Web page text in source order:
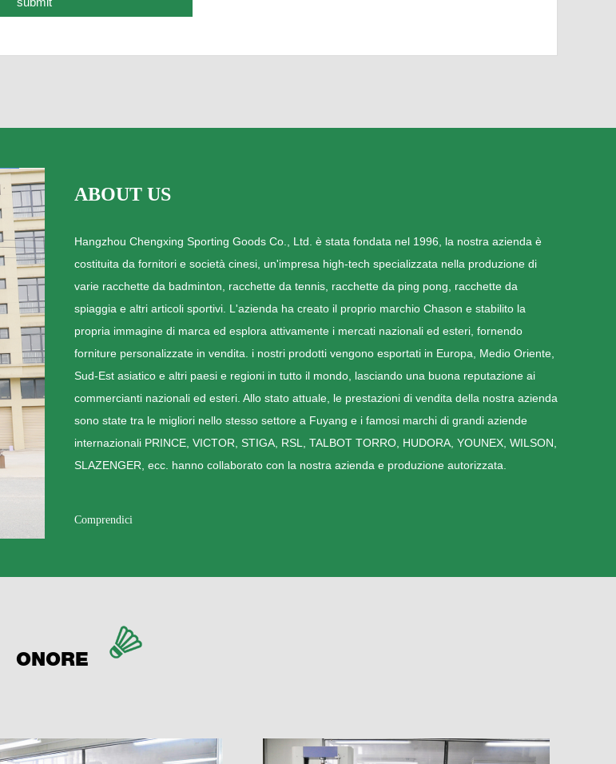
ABOUT US
Hangzhou Chengxing Sporting Goods Co., Ltd. è stata fondata nel 1996, la nostra azienda è
costituita da fornitori e società cinesi, un'impresa high-tech specializzata nella produzione di
varie racchette da badminton, racchette da tennis, racchette da ping pong, racchette da
spiaggia e altri articoli sportivi. L'azienda ha creato il proprio marchio Chason e stabilito la
propria immagine di marca ed esplora attivamente i mercati nazionali ed esteri, fornendo
forniture personalizzate in vendita. i nostri prodotti vengono esportati in Europa, Medio Oriente,
Sud-Est asiatico e altri paesi e regioni in tutto il mondo, lasciando una buona reputazione ai
commercianti nazionali ed esteri. Allo stato attuale, le prestazioni di vendita della nostra azienda
sono state tra le migliori nello stesso settore a Fuyang e i famosi marchi di grandi aziende
internazionali PRINCE, VICTOR, STIGA, RSL, TALBOT TORRO, HUDORA, YOUNEX, WILSON,
SLAZENGER, ecc. hanno collaborato con la nostra azienda e produzione autorizzata.
Comprendici
ONORE